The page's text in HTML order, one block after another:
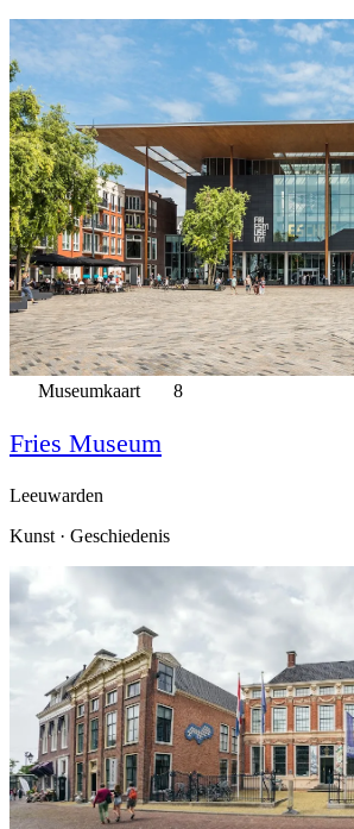
Museumkaart 8
Fries Museum
Leeuwarden
Kunst · Geschiedenis